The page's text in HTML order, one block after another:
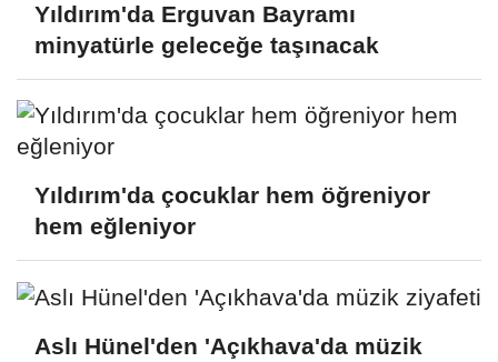
Yıldırım'da Erguvan Bayramı
minyatürle geleceğe taşınacak
Yıldırım'da çocuklar hem öğreniyor
hem eğleniyor
Aslı Hünel'den 'Açıkhava'da müzik